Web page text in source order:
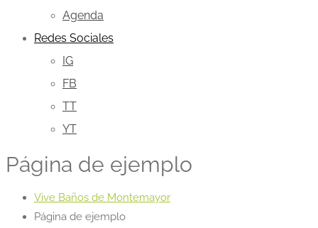
Agenda
Redes Sociales
IG
FB
TT
YT
Página de ejemplo
Vive Baños de Montemayor
Página de ejemplo